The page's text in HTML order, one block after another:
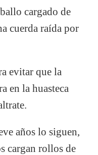
cargado de
cuerda raída por
evitar que la
en la huasteca
años lo siguen,
cargan rollos de